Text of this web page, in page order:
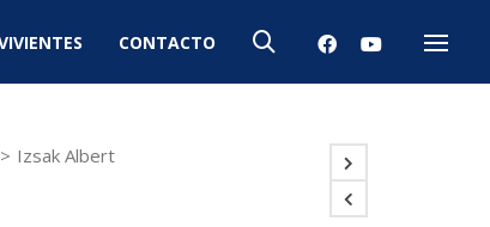
CONTACTO
Menú
> Izsak Albert